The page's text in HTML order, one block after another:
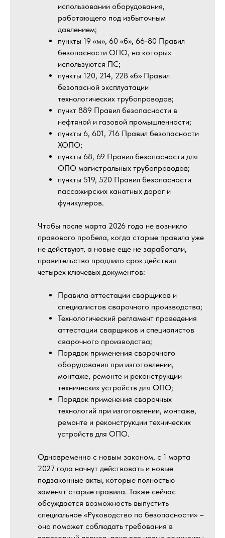
использовании оборудования,
работающего под избыточным
давлением;
пункты 19 «м», 60 «б», 66-80 Правил
безопасности ОПО, на которых
используются ПС;
пункты 120, 214, 228 «б» Правил
безопасной эксплуатации
технологических трубопроводов;
пункт 889 Правил безопасности в
нефтяной и газовой промышленности;
пункты 6, 601, 716 Правил безопасности
ХОПО;
пункты 68, 69 Правил безопасности для
ОПО магистральных трубопроводов;
пункты 519, 520 Правил безопасности
пассажирских канатных дорог и
фуникулеров.
Чтобы после марта 2026 года не возникло
правового пробела, когда старые правила уже
не действуют, а новые еще не заработали,
правительство продлило срок действия
четырех ключевых документов:
Правила аттестации сварщиков и
специалистов сварочного производства;
Технологический регламент проведения
аттестации сварщиков и специалистов
сварочного производства;
Порядок применения сварочного
оборудования при изготовлении,
монтаже, ремонте и реконструкции
технических устройств для ОПО;
Порядок применения сварочных
технологий при изготовлении, монтаже,
ремонте и реконструкции технических
устройств для ОПО.
Одновременно с новым законом, с 1 марта
2027 года начнут действовать и новые
подзаконные акты, которые полностью
заменят старые правила. Также сейчас
обсуждается возможность выпустить
специальное «Руководство по безопасности» –
оно поможет соблюдать требования в